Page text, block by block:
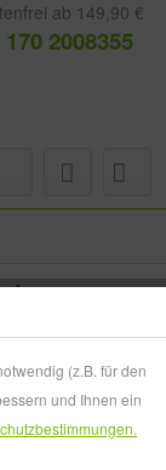
ab 149,90 €
170 2008355
(z.B. für den
und Ihnen ein